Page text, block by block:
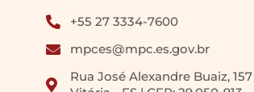
+55 27 3334-7600
mpces@mpc.es.gov.br
Rua José Alexandre Buaiz,